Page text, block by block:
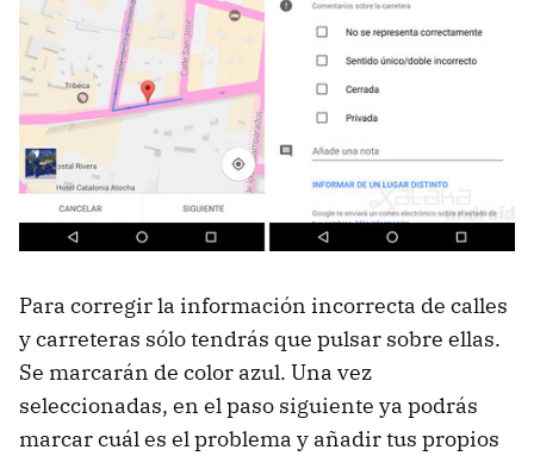
Para corregir la información incorrecta de calles
y carreteras sólo tendrás que pulsar sobre ellas.
Se marcarán de color azul. Una vez
seleccionadas, en el paso siguiente ya podrás
marcar cuál es el problema y añadir tus propios